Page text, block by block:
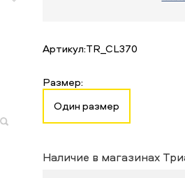
Артикул:TR_CL370
Размер:
Один размер
Наличие в магазинах